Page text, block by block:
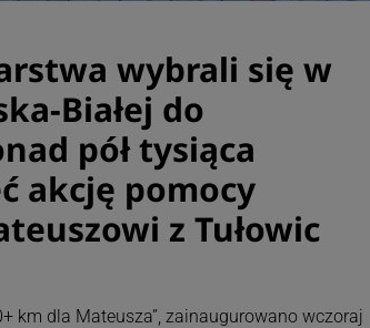
wybrali się w
Białej do
pół tysiąca
akcję pomocy
z Tułowic
km dla Mateusza”, zainaugurowano wczoraj